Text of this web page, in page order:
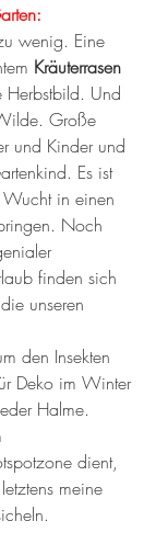
wenig. Eine
Kräuterrasen
Herbstbild. Und
Große
und Kinder und
Es ist
in einen
Noch
finden sich
unseren
den Insekten
Deko im Winter
Halme.
dient,
meine